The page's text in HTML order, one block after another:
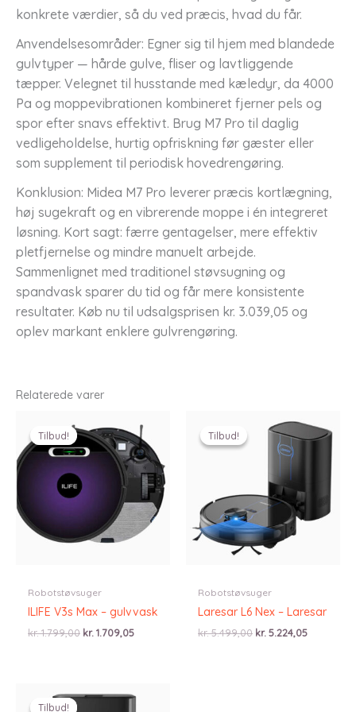
konkrete værdier, så du ved præcis, hvad du får.
Anvendelsesområder: Egner sig til hjem med blandede
gulvtyper — hårde gulve, fliser og lavtliggende
tæpper. Velegnet til husstande med kæledyr, da 4000
Pa og moppevibrationen kombineret fjerner pels og
spor efter snavs effektivt. Brug M7 Pro til daglig
vedligeholdelse, hurtig opfriskning før gæster eller
som supplement til periodisk hovedrengøring.
Konklusion: Midea M7 Pro leverer præcis kortlægning,
høj sugekraft og en vibrerende moppe i én integreret
løsning. Kort sagt: færre gentagelser, mere effektiv
pletfjernelse og mindre manuelt arbejde.
Sammenlignet med traditionel støvsugning og
spandvask sparer du tid og får mere konsistente
resultater. Køb nu til udsalgsprisen kr. 3.039,05 og
oplev markant enklere gulvrengøring.
Relaterede varer
Tilbud!
Tilbud!
Robotstøvsuger
ILIFE V3s Max – gulvvask
kr.1.799,00 Den
kr. 1.709,05Den
Tilbud!
Tilbud!
Robotstøvsuger
Laresar L6 Nex – Laresar
kr.5.499,00 Den
kr. 5.224,05Den
Tilbud!
Tilbud!